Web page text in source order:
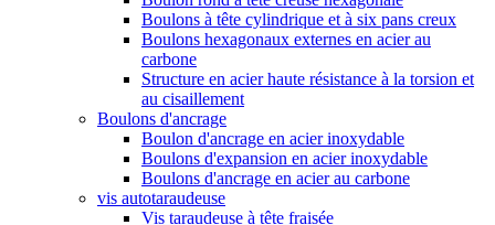
Boulons à tête cylindrique et à six pans creux
Boulons hexagonaux externes en acier au
carbone
Structure en acier haute résistance à la torsion et
au cisaillement
Boulons d'ancrage
Boulon d'ancrage en acier inoxydable
Boulons d'expansion en acier inoxydable
Boulons d'ancrage en acier au carbone
vis autotaraudeuse
Vis taraudeuse à tête fraisée